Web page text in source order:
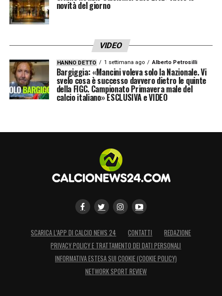
novità del giorno
VIDEO
HANNO DETTO 1 settimana ago Alberto Petrosilli
Bargiggia: «Mancini voleva solo la Nazionale. Vi
svelo cosa è successo davvero dietro le quinte
della FIGC. Campionato Primavera male del
calcio italiano» ESCLUSIVA e VIDEO
SCARICA L’APP DI CALCIO NEWS 24 CONTATTI
REDAZIONE
PRIVACY POLICY E TRATTAMENTO DEI DATI PERSONALI
INFORMATIVA ESTESA SUI COOKIE (COOKIE POLICY)
NETWORK SPORT REVIEW